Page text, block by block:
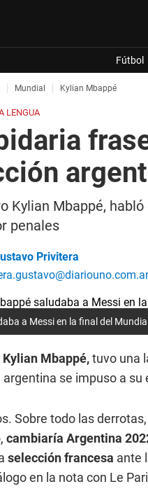
Fútbol
Mundial Kylian Mbappé
LENGUA
Kylian Mbappé,
penales
Privitera
a Messi en la final del
Kylian Mbappé,tuvo una
argentina se impuso a su
Sobre todo las
cambiaría Argentina
selección francesa ante
en la nota con Le